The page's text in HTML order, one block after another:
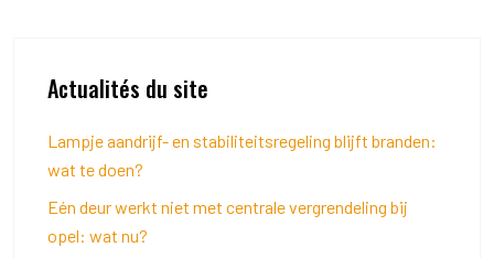
Actualités du site
Lampje aandrijf- en stabiliteitsregeling blijft branden:
wat te doen?
Eén deur werkt niet met centrale vergrendeling bij
opel: wat nu?